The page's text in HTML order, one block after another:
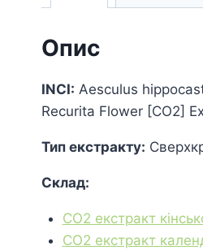
Опис
INCI: Aesculus
Recurita Flower [CO2]
Тип екстракту:
Склад:
СО2 екстракт
СО2 екстракт